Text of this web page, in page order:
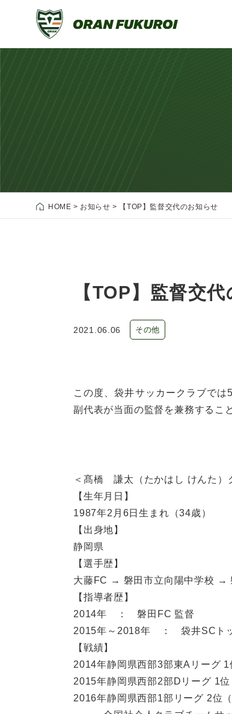
HOME > お知らせ > 【TOP】監督交代のお知らせ
【TOP】監督交
2021.06.06 その他
この度、袋井サッカークラブで
副代表が当面の監督を兼務するこ
＜髙橋 謙太（たかはし けんた）
【生年月日】
1987年2月6日生まれ（34歳）
【出身地】
静岡県
【選手歴】
大藤FC → 磐田市立向陽中学校 →
【指導者歴】
2014年 ： 磐田FC 監督
2015年～2018年 ： 袋井SCト
【戦績】
2014年静岡県西部3部東Aリーグ 1
2015年静岡県西部2部Dリーグ 1位
2016年静岡県西部1部リーグ 2位